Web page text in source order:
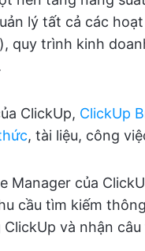
lý tất cả các
quy trình kinh
ClickUp, ClickUp
, tài liệu, công
Manager của
cầu tìm kiếm
và nhận